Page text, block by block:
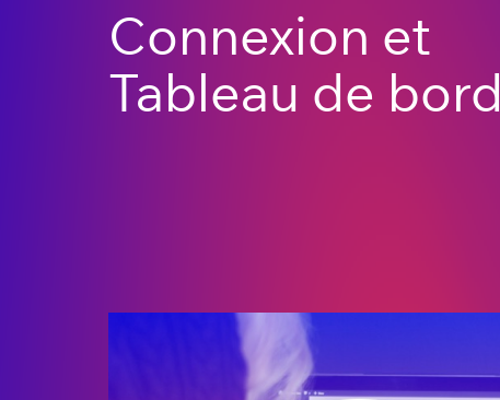
Connexion et
Tableau de bord